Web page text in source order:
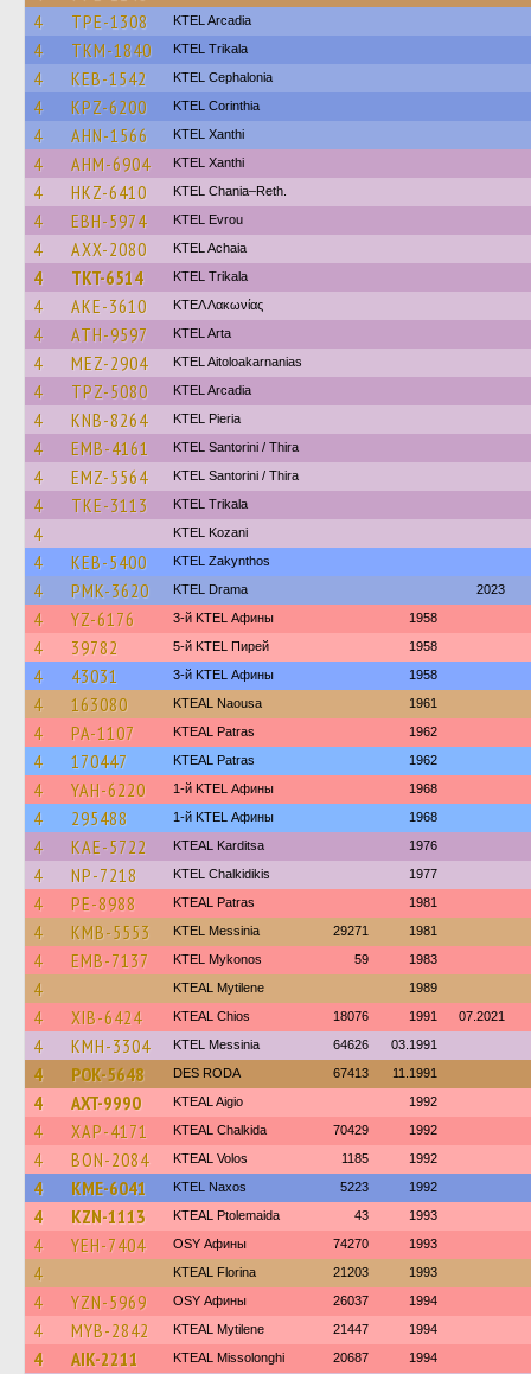
4
TPE-1308 KTEL Arcadia
4 TKM-1840 ΚΤΕL Τrikala
4 KEB-1542 KTEL Cephalonia
4 KPZ-6200 KTEL Corinthia
4 AHN-1566 KTEL Xanthi
4 AHM-6904 KTEL Xanthi
4 HKZ-6410 KTEL Chania–Reth.
4 EBH-5974 KTEL Evrou
4 AXX-2080 KTEL Achaia
4 TKT-6514 ΚΤΕL Τrikala
4 AKE-3610 ΚΤΕΛ Λακωνίας
4 ATH-9597 KTEL Arta
4 MEZ-2904 KTEL Aitoloakarnanias
4 TPZ-5080 KTEL Arcadia
4 KNB-8264 KTEL Pieria
4 EMB-4161 KTEL Santorini / Thira
4 EMZ-5564 KTEL Santorini / Thira
4 TKE-3113 ΚΤΕL Τrikala
4 ΚΤΕL Kozani
4 KEB-5400 KTEL Zakynthos
4 PMK-3620 KTEL Drama 2023
4 YZ-6176 3-й KTEL Афины 1958
4 39782 5-й KTEL Пирей 1958
4 43031 3-й KTEL Афины 1958
4 163080 KTEAL Naousa 1961
4 PA-1107 KTEAL Patras 1962
4 170447 KTEAL Patras 1962
4 YAH-6220 1-й KTEL Афины 1968
4 295488 1-й KTEL Афины 1968
4 KAE-5722 KTEAL Karditsa 1976
4 NP-7218 ΚΤΕL Chalkidikis 1977
4 PE-8988 KTEAL Patras 1981
4 KMB-5553 KTEL Messinia 29271 1981
4 EMB-7137 KTEL Mykonos 59 1983
4 KTEAL Mytilene 1989
4 XIB-6424 KTEAL Chios 18076 1991 07.2021
4 KMH-3304 KTEL Messinia 64626 03.1991
4 POK-5648 DES RODA 67413 11.1991
4 AXT-9990 KTEAL Aigio 1992
4 XAP-4171 KTEAL Chalkida 70429 1992
4 BON-2084 KTEAL Volos 1185 1992
4 KME-6041 KTEL Naxos 5223 1992
4 KZN-1113 KTEAL Ptolemaida 43 1993
4 YEH-7404 OSY Афины 74270 1993
4 KTEAL Florina 21203 1993
4 YZN-5969 OSY Афины 26037 1994
4 MYB-2842 KTEAL Mytilene 21447 1994
4 AIK-2211 KTEAL Missolonghi 20687 1994